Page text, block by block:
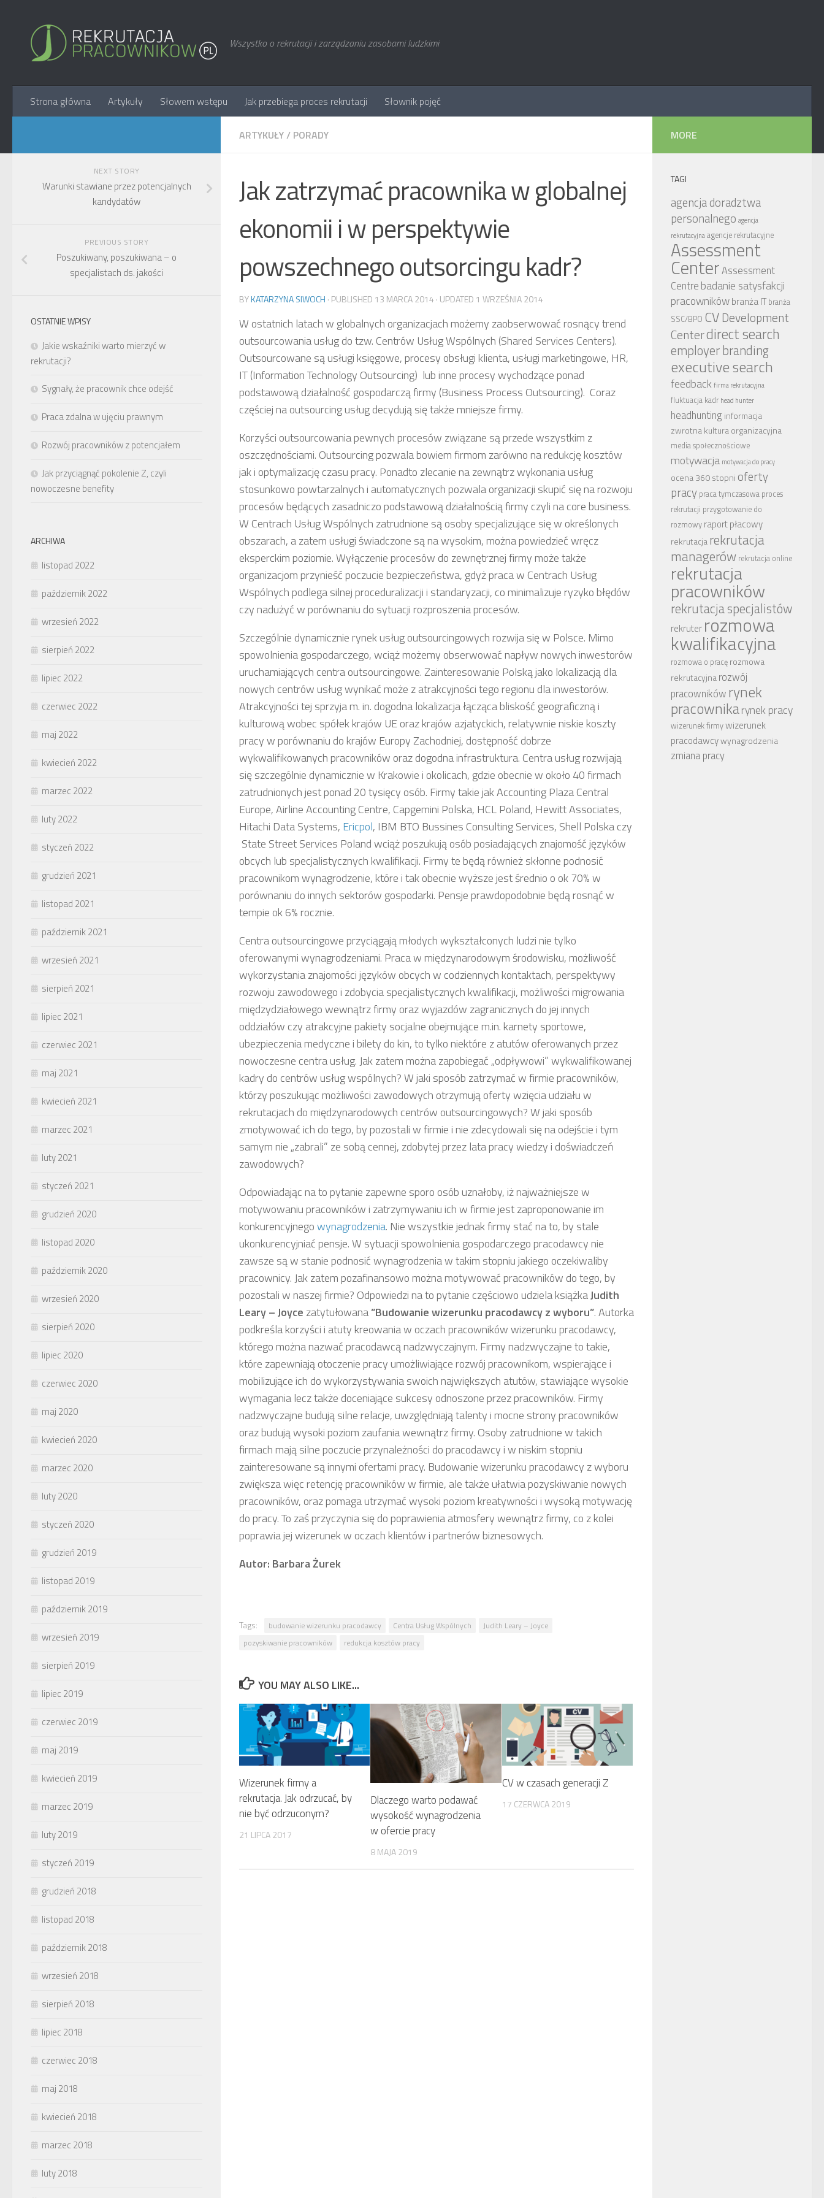
Wszystko o rekrutacji i zarządzaniu zasobami ludzkimi
Strona główna Artykuły Słowem wstępu Jak przebiega proces rekrutacji Słownik pojęć
ARTYKUŁY/ PORADY
Jak zatrzymać pracownika w globalnej
ekonomii i w perspektywie
powszechnego outsorcingu kadr?
BYKATARZYNA SIWOCH · PUBLISHED 13 MARCA 2014 · UPDATED 1 WRZEŚNIA 2014
W ostatnich latach w globalnych organizacjach możemy zaobserwować rosnący trend
outsourcowania usług do tzw. Centrów Usług Wspólnych (Shared Services Centers).
Outsourcowane są usługi księgowe, procesy obsługi klienta, usługi marketingowe, HR,
IT (Information Technology Outsourcing) lub inne procesy wychodzące ponad
podstawową działalność gospodarczą firmy (Business Process Outsourcing). Coraz
częściej na outsourcing usług decydują się także mniejsze firmy.
Korzyści outsourcowania pewnych procesów związane są przede wszystkim z
oszczędnościami. Outsourcing pozwala bowiem firmom zarówno na redukcję kosztów
jak i optymalizację czasu pracy. Ponadto zlecanie na zewnątrz wykonania usług
stosunkowo powtarzalnych i automatycznych pozwala organizacji skupić się na rozwoju
procesów będących zasadniczo podstawową działalnością firmy czyli na core business.
W Centrach Usług Wspólnych zatrudnione są osoby specjalizujące się w określonych
obszarach, a zatem usługi świadczone są na wysokim, można powiedzieć wręcz
eksperckim poziomie. Wyłączenie procesów do zewnętrznej firmy może także
organizacjom przynieść poczucie bezpieczeństwa, gdyż praca w Centrach Usług
Wspólnych podlega silnej proceduralizacji i standaryzacji, co minimalizuje ryzyko błędów
czy nadużyć w porównaniu do sytuacji rozproszenia procesów.
Szczególnie dynamicznie rynek usług outsourcingowych rozwija się w Polsce. Mimo
spowolnienia gospodarczego, wciąż możemy obserwować napływ nowych inwestorów
uruchamiających centra outsourcingowe. Zainteresowanie Polską jako lokalizacją dla
nowych centrów usług wynikać może z atrakcyjności tego regionu dla inwestorów.
Atrakcyjności tej sprzyja m. in. dogodna lokalizacja łącząca bliskość geograficzną i
kulturową wobec spółek krajów UE oraz krajów azjatyckich, relatywnie niskie koszty
pracy w porównaniu do krajów Europy Zachodniej, dostępność dobrze
wykwalifikowanych pracowników oraz dogodna infrastruktura. Centra usług rozwijają
się szczególnie dynamicznie w Krakowie i okolicach, gdzie obecnie w około 40 firmach
zatrudnionych jest ponad 20 tysięcy osób. Firmy takie jak Accounting Plaza Central
Europe, Airline Accounting Centre, Capgemini Polska, HCL Poland, Hewitt Associates,
Hitachi Data Systems, Ericpol, IBM BTO Bussines Consulting Services, Shell Polska czy
State Street Services Poland wciąż poszukują osób posiadających znajomość języków
obcych lub specjalistycznych kwalifikacji. Firmy te będą również skłonne podnosić
pracownikom wynagrodzenie, które i tak obecnie wyższe jest średnio o ok 70% w
porównaniu do innych sektorów gospodarki. Pensje prawdopodobnie będą rosnąć w
tempie ok 6% rocznie.
Centra outsourcingowe przyciągają młodych wykształconych ludzi nie tylko
oferowanymi wynagrodzeniami. Praca w międzynarodowym środowisku, możliwość
wykorzystania znajomości języków obcych w codziennych kontaktach, perspektywy
rozwoju zawodowego i zdobycia specjalistycznych kwalifikacji, możliwości migrowania
międzydziałowego wewnątrz firmy oraz wyjazdów zagranicznych do jej innych
oddziałów czy atrakcyjne pakiety socjalne obejmujące m.in. karnety sportowe,
ubezpieczenia medyczne i bilety do kin, to tylko niektóre z atutów oferowanych przez
nowoczesne centra usług. Jak zatem można zapobiegać „odpływowi” wykwalifikowanej
kadry do centrów usług wspólnych? W jaki sposób zatrzymać w firmie pracowników,
którzy poszukując możliwości zawodowych otrzymują oferty wzięcia udziału w
rekrutacjach do międzynarodowych centrów outsourcingowych? W jaki sposób
zmotywować ich do tego, by pozostali w firmie i nie zdecydowali się na odejście i tym
samym nie „zabrali” ze sobą cennej, zdobytej przez lata pracy wiedzy i doświadczeń
zawodowych?
Odpowiadając na to pytanie zapewne sporo osób uznałoby, iż najważniejsze w
motywowaniu pracowników i zatrzymywaniu ich w firmie jest zaproponowanie im
konkurencyjnegowynagrodzenia. Nie wszystkie jednak firmy stać na to, by stale
ukonkurencyjniać pensje. W sytuacji spowolnienia gospodarczego pracodawcy nie
zawsze są w stanie podnosić wynagrodzenia w takim stopniu jakiego oczekiwaliby
pracownicy. Jak zatem pozafinansowo można motywować pracowników do tego, by
pozostali w naszej firmie? Odpowiedzi na to pytanie częściowo udziela książkaJudith
Leary – Joyce zatytułowana”Budowanie wizerunku pracodawcy z wyboru”. Autorka
podkreśla korzyści i atuty kreowania w oczach pracowników wizerunku pracodawcy,
którego można nazwać pracodawcą nadzwyczajnym. Firmy nadzwyczajne to takie,
które zapewniają otoczenie pracy umożliwiające rozwój pracownikom, wspierające i
mobilizujące ich do wykorzystywania swoich największych atutów, stawiające wysokie
wymagania lecz także doceniające sukcesy odnoszone przez pracowników. Firmy
nadzwyczajne budują silne relacje, uwzględniają talenty i mocne strony pracowników
oraz budują wysoki poziom zaufania wewnątrz firmy. Osoby zatrudnione w takich
firmach mają silne poczucie przynależności do pracodawcy i w niskim stopniu
zainteresowane są innymi ofertami pracy. Budowanie wizerunku pracodawcy z wyboru
zwiększa więc retencję pracowników w firmie, ale także ułatwia pozyskiwanie nowych
pracowników, oraz pomaga utrzymać wysoki poziom kreatywności i wysoką motywację
do pracy. To zaś przyczynia się do poprawienia atmosfery wewnątrz firmy, co z kolei
poprawia jej wizerunek w oczach klientów i partnerów biznesowych.
Autor: Barbara Żurek
Tags: budowanie wizerunku pracodawcy Centra Usług Wspólnych
Judith Leary – Joyce
pozyskiwanie pracowników
redukcja kosztów pracy
YOU MAY ALSO LIKE...
Wizerunek firmy a
rekrutacja. Jak odrzucać, by
nie być odrzuconym?
21 LIPCA 2017
Dlaczego warto podawać
wysokość wynagrodzenia
w ofercie pracy
8 MAJA 2019
CV w czasach generacji Z
17 CZERWCA 2019
NEXT STORY
Warunki stawiane przez potencjalnych
kandydatów
PREVIOUS STORY
Poszukiwany, poszukiwana – o
specjalistach ds. jakości
OSTATNIE WPISY
Jakie wskaźniki warto mierzyć w
rekrutacji?
Sygnały, że pracownik chce odejść
Praca zdalna w ujęciu prawnym
Rozwój pracowników z potencjałem
Jak przyciągnąć pokolenie Z, czyli
nowoczesne benefity
ARCHIWA
listopad 2022
październik 2022
wrzesień 2022
sierpień 2022
lipiec 2022
czerwiec 2022
maj 2022
kwiecień 2022
marzec 2022
luty 2022
styczeń 2022
grudzień 2021
listopad 2021
październik 2021
wrzesień 2021
sierpień 2021
lipiec 2021
czerwiec 2021
maj 2021
kwiecień 2021
marzec 2021
luty 2021
styczeń 2021
grudzień 2020
listopad 2020
październik 2020
wrzesień 2020
sierpień 2020
lipiec 2020
czerwiec 2020
maj 2020
kwiecień 2020
marzec 2020
luty 2020
styczeń 2020
grudzień 2019
listopad 2019
październik 2019
wrzesień 2019
sierpień 2019
lipiec 2019
czerwiec 2019
maj 2019
kwiecień 2019
marzec 2019
luty 2019
styczeń 2019
grudzień 2018
listopad 2018
październik 2018
wrzesień 2018
sierpień 2018
lipiec 2018
czerwiec 2018
maj 2018
kwiecień 2018
marzec 2018
luty 2018
MORE
TAGI
agencja doradztwa
personalnego agencja
rekrutacyjnaagencje rekrutacyjne
Assessment
CenterAssessment
Centre badanie satysfakcji
pracownikówbranża IT branża
SSC/BPO CV Development
Centerdirect search
employer branding
executive search
feedback firma rekrutacyjna
fluktuacja kadr head hunter
headhunting informacja
zwrotnakultura organizacyjna
media społecznościowe
motywacja motywacja do pracy
ocena 360 stopni oferty
pracy praca tymczasowa proces
rekrutacji przygotowanie do
rozmowy raport płacowy
rekrutacjarekrutacja
managerów rekrutacja online
rekrutacja
pracowników
rekrutacja specjalistów
rekruter rozmowa
kwalifikacyjna
rozmowa o pracę rozmowa
rekrutacyjnarozwój
pracowników rynek
pracownikarynek pracy
wizerunek firmywizerunek
pracodawcywynagrodzenia
zmiana pracy